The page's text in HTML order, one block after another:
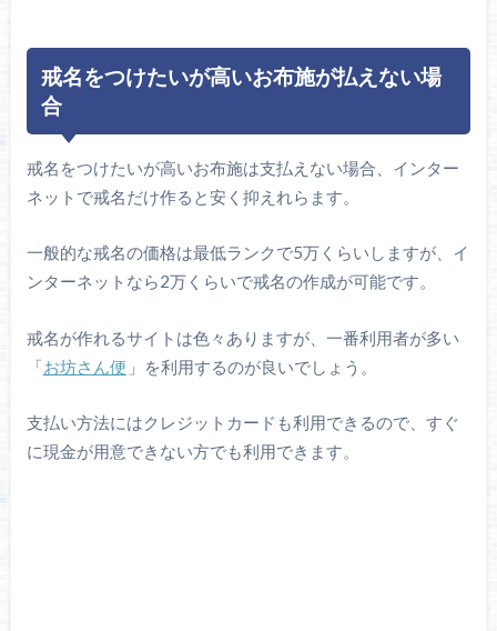
戒名をつけたいが高いお布施が払えない場
合
戒名をつけたいが高いお布施は支払えない場合、インター
ネットで戒名だけ作ると安く抑えれらます。
一般的な戒名の価格は最低ランクで5万くらいしますが、イ
ンターネットなら2万くらいで戒名の作成が可能です。
戒名が作れるサイトは色々ありますが、一番利用者が多い
「お坊さん便 」を利用するのが良いでしょう。
支払い方法にはクレジットカードも利用できるので、すぐ
に現金が用意できない方でも利用できます。